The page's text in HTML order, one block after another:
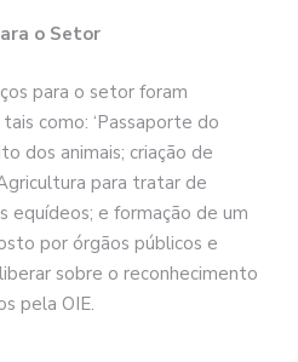
o Setor
para o setor foram
como: ‘Passaporte do
dos animais; criação de
para tratar de
equídeos; e formação de um
por órgãos públicos e
sobre o reconhecimento
pela OIE.